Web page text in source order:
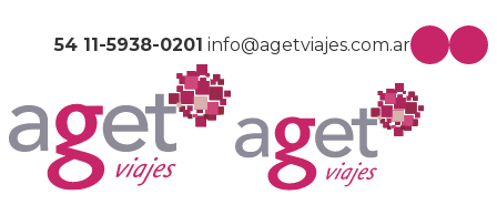
54 11-5938-0201 info@agetviajes.com.ar